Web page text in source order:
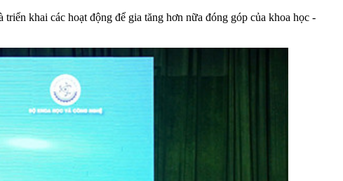
khai các hoạt động để gia tăng hơn nữa đóng góp của khoa học -